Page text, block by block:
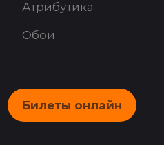
Атрибутика
Обои
Билеты онлайн